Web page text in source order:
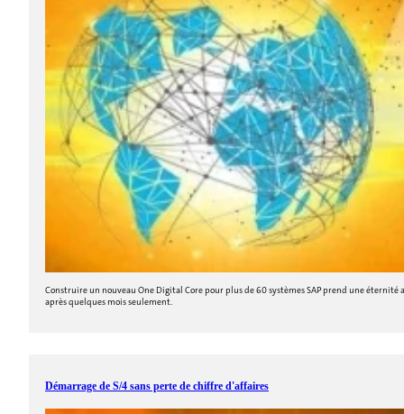
Construire un nouveau One Digital Core pour plus de 60 systèmes SAP prend une
après quelques mois seulement.
Démarrage de S/4 sans perte de chiffre d'affaires